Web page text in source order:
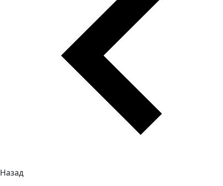
Назад